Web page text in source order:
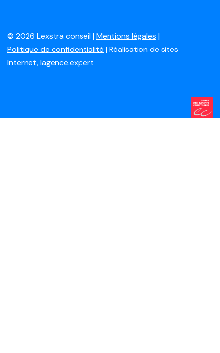
© 2026 Lexstra conseil |Mentions légales |
Politique de confidentialité | Réalisation de sites
Internet,lagence.expert